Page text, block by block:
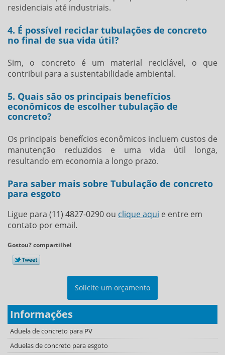
residenciais até industriais.
4. É possível reciclar tubulações de concreto
no final de sua vida útil?
Sim, o concreto é um material reciclável, o que
contribui para a sustentabilidade ambiental.
5. Quais são os principais benefícios
econômicos de escolher tubulação de
concreto?
Os principais benefícios econômicos incluem custos de
manutenção reduzidos e uma vida útil longa,
resultando em economia a longo prazo.
Para saber mais sobre Tubulação de concreto
para esgoto
Ligue para (11) 4827-0290 ou clique aqui e entre em
contato por email.
Gostou? compartilhe!
Solicite um orçamento
Informações
Aduela de concreto para PV
Aduelas de concreto para esgoto